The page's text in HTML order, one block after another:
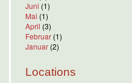
Juni (1)
Mai (1)
April (3)
Februar (1)
Januar (2)
Locations